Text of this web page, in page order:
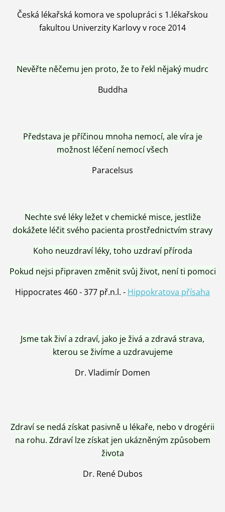
Česká lékařská komora ve spolupráci s 1.lékařskou
fakultou Univerzity Karlovy v roce 2014
Nevěřte něčemu jen proto, že to řekl nějaký mudrc
Buddha
Představa je příčinou mnoha nemocí, ale víra je
možnost léčení nemocí všech
Paracelsus
Nechte své léky ležet v chemické misce, jestliže
dokážete léčit svého pacienta prostřednictvím stravy
Koho neuzdraví léky, toho uzdraví příroda
Pokud nejsi připraven změnit svůj život, není ti pomoci
Hippocrates 460 - 377 př.n.l. - Hippokratova přísaha
Jsme tak živí a zdraví, jako je živá a zdravá strava,
kterou se živíme a uzdravujeme
Dr. Vladimír Domen
Zdraví se nedá získat pasivně u lékaře, nebo v drogérii
na rohu. Zdraví lze získat jen ukázněným způsobem
života
Dr. René Dubos